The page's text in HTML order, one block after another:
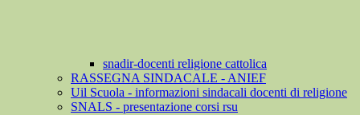
snadir-docenti religione cattolica
RASSEGNA SINDACALE - ANIEF
Uil Scuola - informazioni sindacali docenti di religione
SNALS - presentazione corsi rsu